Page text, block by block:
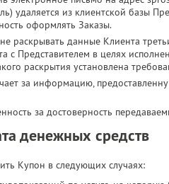
удаляется из клиентской базы
оформлять Заказы.
раскрывать данные Клиента
с Представителем в целях
раскрытия установлена
за информацию,
за достоверность
денежных средств
Купон в следующих случаях: